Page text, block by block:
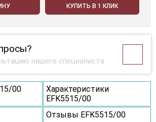
КУПИТЬ В 1 КЛИК
нашего специалиста
00
Характеристики
EFK5515/00
Отзывы EFK5515/00